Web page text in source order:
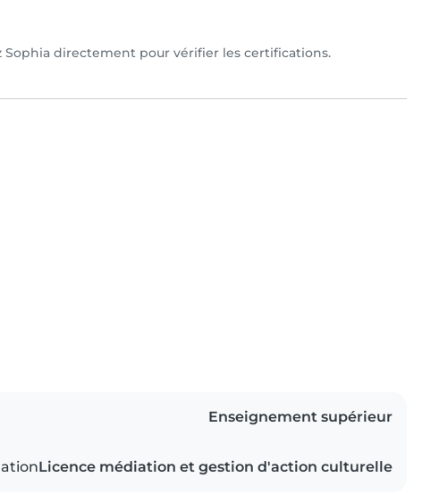
Sophia directement pour vérifier les certifications.
Enseignement supérieur
Licence médiation et gestion d'action culturelle